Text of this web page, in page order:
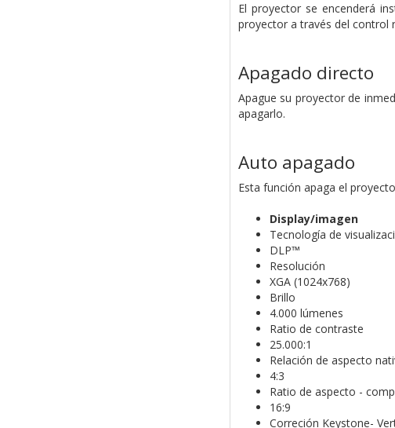
El proyector se encenderá
proyector a través del control
Apagado directo
Apague su proyector de
apagarlo.
Auto apagado
Esta función apaga el
Display/imagen
Tecnología de
DLP™
Resolución
XGA (1024x768)
Brillo
4.000 lúmenes
Ratio de contraste
25.000:1
Relación de aspecto
4:3
Ratio de aspecto -
16:9
Correción Keystone-